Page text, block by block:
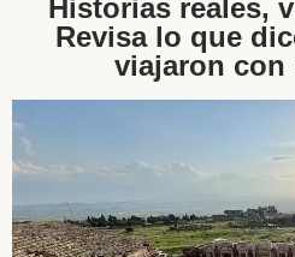
Historias reales,
Revisa lo que
viajaron con